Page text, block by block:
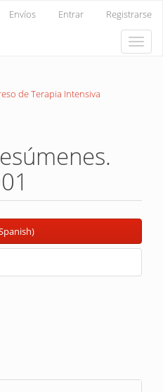
Envíos Entrar Registrarse
Toggle
de Terapia Intensiva